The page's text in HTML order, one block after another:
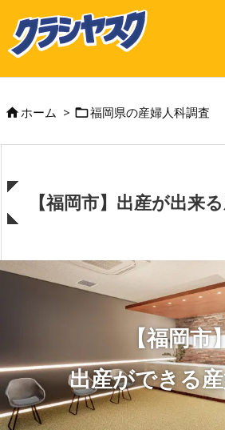
ホーム > 福岡県の産婦人科調査
【福岡市】出産が出来
【福岡市
出産ができる